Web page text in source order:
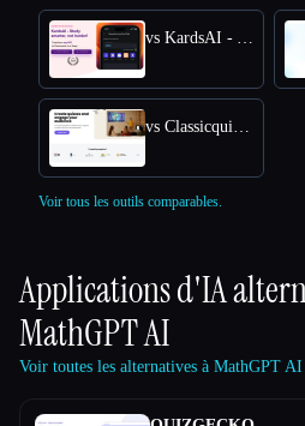
vs KardsAI - AI Flashcard Maker
vs Classicquiz com
Voir tous les outils comparables.
Applications d'IA
MathGPT AI
Voir toutes les alternatives à MathGPT